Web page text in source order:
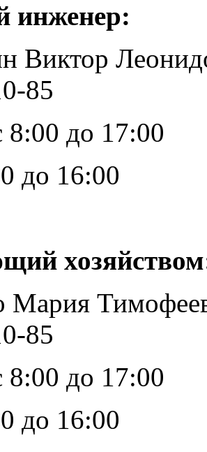
инженер:
Виктор
85
8:00 до 17:00
до 16:00
Мария
85
8:00 до 17:00
до 16:00